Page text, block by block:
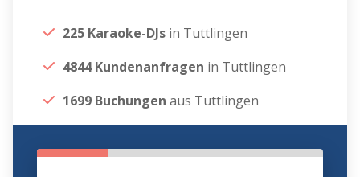
225 Karaoke-DJs in Tuttlingen
4844 Kundenanfragen in Tuttlingen
1699 Buchungen aus Tuttlingen